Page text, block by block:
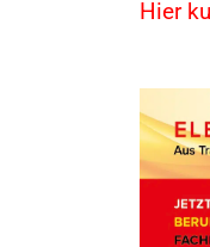
Hier